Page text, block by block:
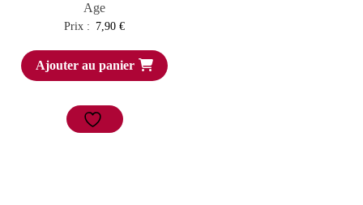
Age
Prix : 7,90€
Ajouter au panier